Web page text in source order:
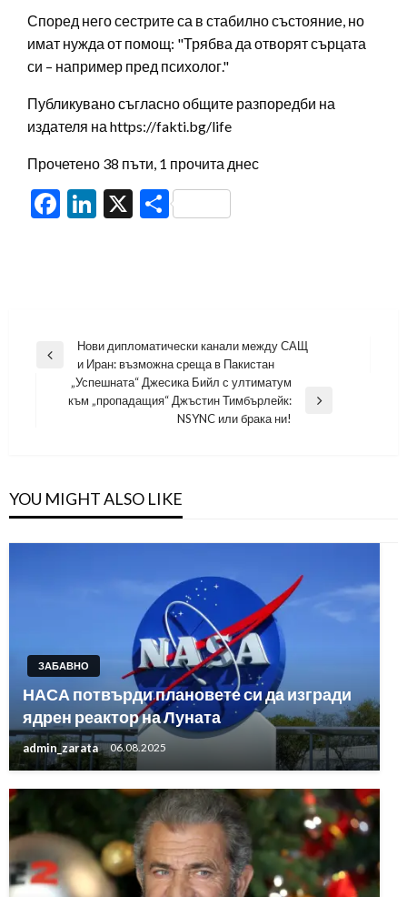
Според него сестрите са в стабилно състояние, но
имат нужда от помощ: "Трябва да отворят сърцата
си – например пред психолог."
Публикувано съгласно общите разпоредби на
издателя на https://fakti.bg/life
Прочетено 38 пъти, 1 прочита днес
Facebook
LinkedIn
X Share
Навигация
Previous
Нови дипломатически канали между САЩ
и Иран: възможна среща в Пакистан
Next
„Успешната“ Джесика Бийл с ултиматум
към „пропадащия“ Джъстин Тимбърлейк:
NSYNC или брака ни!
YOU MIGHT ALSO LIKE
ЗАБАВНО
НАСА потвърди плановете си да изгради
ядрен реактор на Луната
admin_zarata 06.08.2025